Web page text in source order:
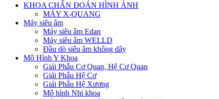
KHOA CHẨN ĐOÁN HÌNH ẢNH
MÁY X-QUANG
Máy siêu âm
Máy siêu âm Edan
Máy siêu âm WELLD
Đầu dò siêu âm không dây
Mô Hình Y Khoa
Giải Phẫu Cơ Quan, Hệ Cơ Quan
Giải Phẫu Hệ Cơ
Giải Phẫu Hệ Xương
Mô hình Nhi khoa